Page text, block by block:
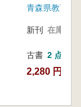
青森県教育委
新刊 在庫なし
古書 2 点
2,280 円~